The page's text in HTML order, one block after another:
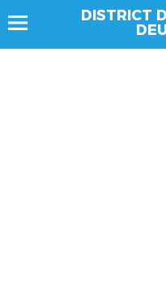
DISTRICT